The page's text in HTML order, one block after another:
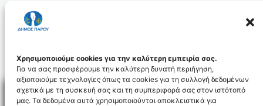
Χρησιμοποιούμε cookies για την καλύτερη εμπειρία σας.
Για να σας προσφέρουμε την καλύτερη δυνατή περιήγηση,
αξιοποιούμε τεχνολογίες όπως τα cookies για τη συλλογή δεδομένων
σχετικά με τη συσκευή σας και τη συμπεριφορά σας στον ιστότοπό
μας. Τα δεδομένα αυτά χρησιμοποιούνται αποκλειστικά για
198_2013_ADA_id3781